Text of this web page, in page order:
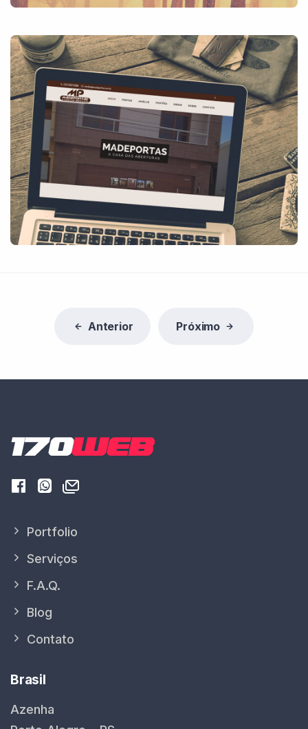
Anterior Próximo
Portfolio
Serviços
F.A.Q.
Blog
Contato
Brasil
Azenha